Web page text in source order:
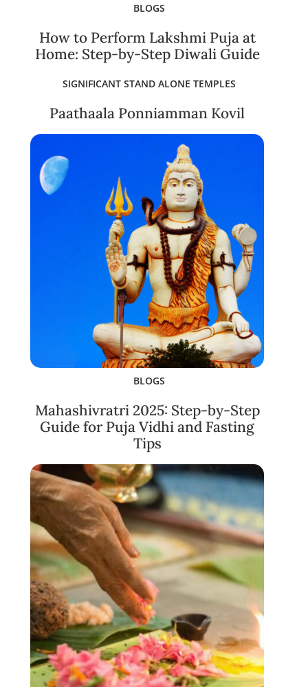
BLOGS
How to Perform Lakshmi Puja at
Home: Step-by-Step Diwali Guide
SIGNIFICANT STAND ALONE TEMPLES
Paathaala Ponniamman Kovil
BLOGS
Mahashivratri 2025: Step-by-Step
Guide for Puja Vidhi and Fasting
Tips